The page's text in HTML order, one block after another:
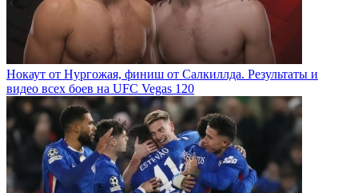
Нокаут от Нургожая, финиш от Салкиллда. Результаты и
видео всех боев на UFC Vegas 120